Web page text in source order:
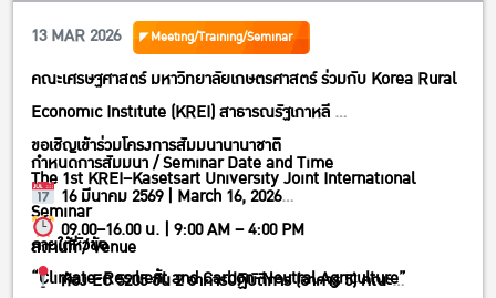
โครงการสัมมนานานาชาติThe 1st KREI–Kasetsart University
Joint International Seminarภายใต้หัวข้อ“Climate-Resilient
and Carbon-Neutral Agriculture”
13 MAR 2026 Meeting/Training/Seminar
คณะเศรษฐศาสตร์ มหาวิทยาลัยเกษตรศาสตร์ ร่วมกับ Korea Rural
Economic Institute (KREI) สาธารณรัฐเกาหลี
ขอเชิญเข้าร่วมโครงการสัมมนานานาชาติ
The 1st KREI–Kasetsart University Joint International
Seminar
ภายใต้หัวข้อ
“Climate-Resilient and Carbon-Neutral Agriculture”
กำหนดการสัมมนา / Seminar Date and Time
16 มีนาคม 2569 | March 16, 2026
09.00–16.00 น. | 9:00 AM – 4:00 PM
สถานที่ / Venue
ห้อง EC 5205 ชั้น 2 อาคารปฏิบัติการ (อาคาร 5) คณะ